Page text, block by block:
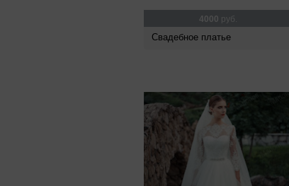
4000 руб.
Свадебное платье